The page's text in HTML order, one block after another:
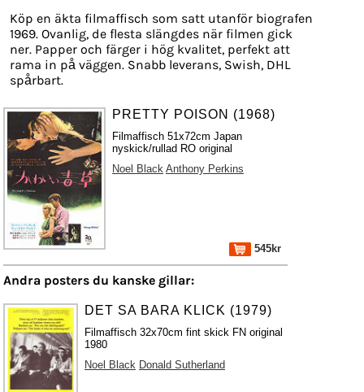
Köp en äkta filmaffisch som satt utanför biografen
1969. Ovanlig, de flesta slängdes när filmen gick
ner. Papper och färger i hög kvalitet, perfekt att
rama in på väggen. Snabb leverans, Swish, DHL
spårbart.
PRETTY POISON (1968)
Filmaffisch 51x72cm Japan
nyskick/rullad RO original
Noel Black Anthony Perkins
545kr
Andra posters du kanske gillar:
DET SA BARA KLICK (1979)
Filmaffisch 32x70cm fint skick FN original
1980
Noel Black Donald Sutherland